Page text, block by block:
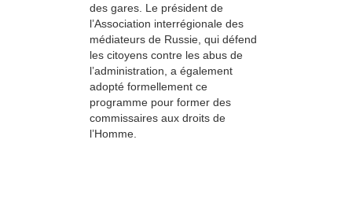
des gares. Le président de
l’Association interrégionale des
médiateurs de Russie, qui défend
les citoyens contre les abus de
l’administration, a également
adopté formellement ce
programme pour former des
commissaires aux droits de
l’Homme.